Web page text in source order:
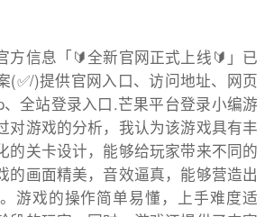
方信息「🔰全新官网正式上线🔰」已
(✅/)提供官网入口、访问地址、网页
全站登录入口.芒果平台登录小编游
对游戏的分析，我认为该游戏具有丰
的关卡设计，能够给玩家带来不同的
的画面精美，音效逼真，能够营造出
游戏的操作简单易懂，上手难度适